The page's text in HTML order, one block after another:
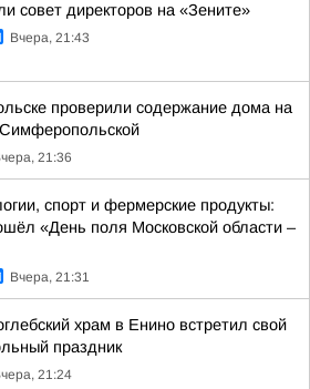
совет директоров на «Зените»
Вчера, 21:43
проверили содержание дома на
21:36
спорт и фермерские продукты:
«День поля Московской области –
Вчера, 21:31
храм в Енино встретил свой
праздник
21:24